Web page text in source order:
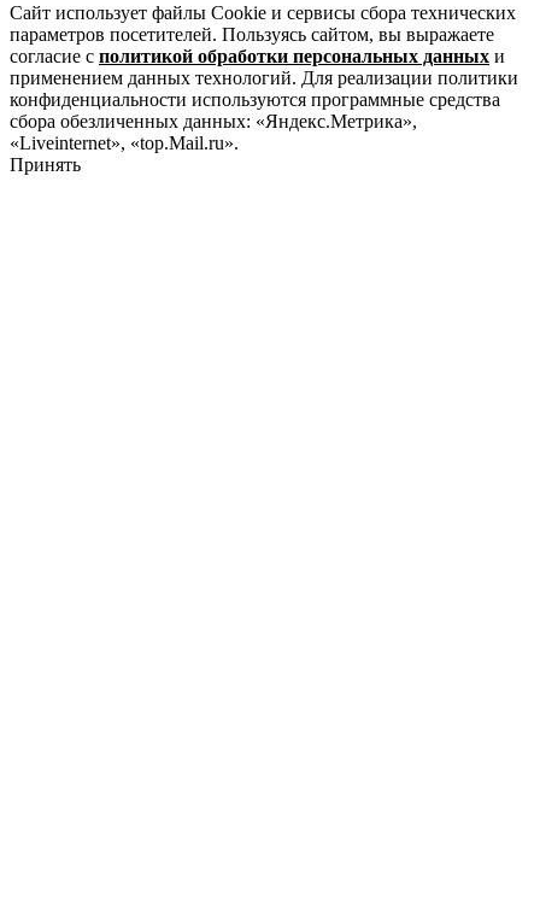
Сайт использует файлы Cookie и сервисы сбора технических
параметров посетителей. Пользуясь сайтом, вы выражаете
согласие с политикой обработки персональных данных и
применением данных технологий. Для реализации политики
конфиденциальности используются программные средства
сбора обезличенных данных: «Яндекс.Метрика»,
«Liveinternet», «top.Mail.ru».
Принять